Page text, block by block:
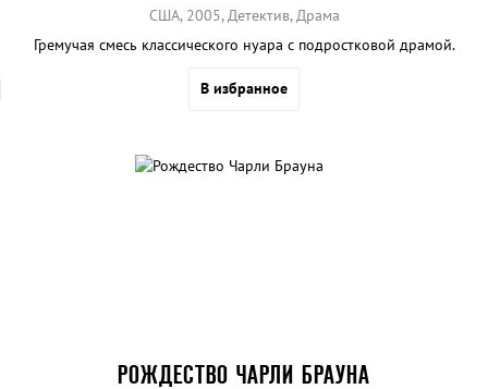
США, 2005, Детектив, Драма
Гремучая смесь классического нуара с подростковой драмой.
В избранное
РОЖДЕСТВО ЧАРЛИ БРАУНА